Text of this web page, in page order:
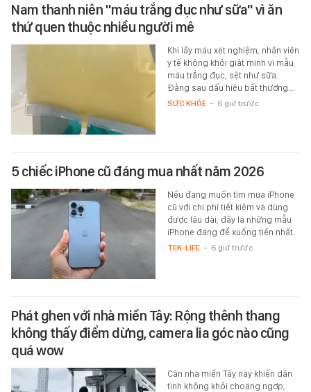
Nam thanh niên "máu trắng đục như sữa" vì ăn
thứ quen thuộc nhiều người mê
Khi lấy máu xét nghiệm, nhân viên
y tế không khỏi giật mình vì mẫu
máu trắng đục, sệt như sữa.
Đằng sau dấu hiệu bất thường…
SỨC KHỎE - 6 giờ trước
5 chiếc iPhone cũ đáng mua nhất năm 2026
Nếu đang muốn tìm mua iPhone
cũ với chi phí tiết kiệm và dùng
được lâu dài, đây là những mẫu
iPhone đáng để xuống tiền nhất.
TEK-LIFE - 6 giờ trước
Phát ghen với nhà miền Tây: Rộng thênh thang
không thấy điểm dừng, camera lia góc nào cũng
quá wow
Căn nhà miền Tây này khiến dân
tình không khỏi choáng ngợp,